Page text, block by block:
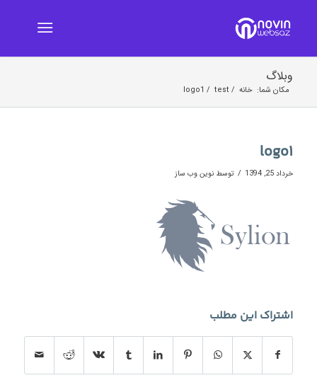
وبلاگ
مکان شما: خانه /
test
/
logo1
logo1
خرداد 25, 1394 / توسط نوین وب ساز
اشتراک این مطلب